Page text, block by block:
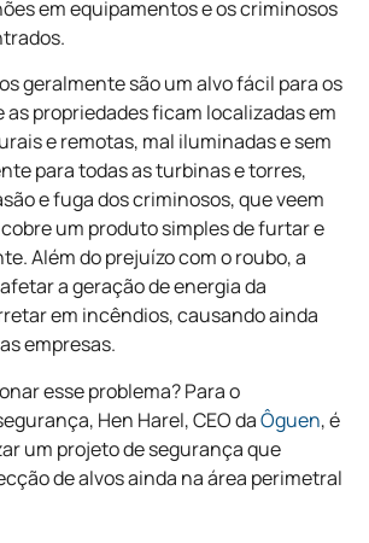
em equipamentos e os criminosos
geralmente são um alvo fácil para os
as propriedades ficam localizadas em
e remotas, mal iluminadas e sem
para todas as turbinas e torres,
e fuga dos criminosos, que veem
um produto simples de furtar e
Além do prejuízo com o roubo, a
a geração de energia da
em incêndios, causando ainda
empresas.
esse problema? Para o
Hen Harel, CEO daÔguen, é
um projeto de segurança que
de alvos ainda na área perimetral